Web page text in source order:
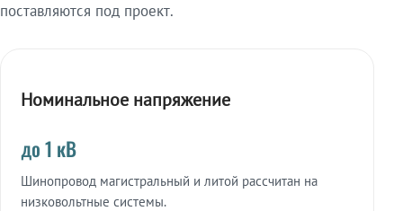
поставляются под проект.
Номинальное напряжение
до 1 кВ
Шинопровод магистральный и литой рассчитан на
низковольтные системы.